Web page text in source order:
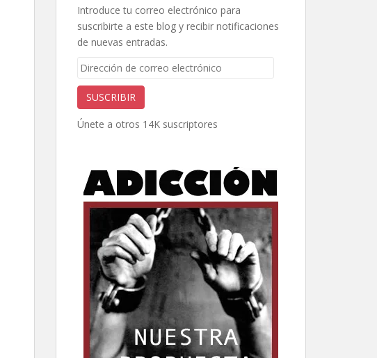
Introduce tu correo electrónico para
suscribirte a este blog y recibir notificaciones
de nuevas entradas.
Dirección
correo
electrónico
SUSCRIBIR
Únete a otros 14K suscriptores